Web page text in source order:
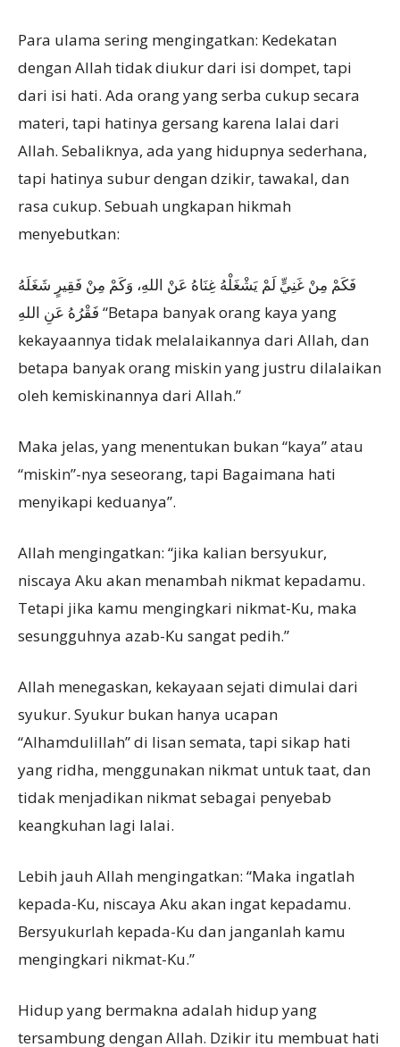
Para ulama sering mengingatkan: Kedekatan
dengan Allah tidak diukur dari isi dompet, tapi
dari isi hati. Ada orang yang serba cukup secara
materi, tapi hatinya gersang karena lalai dari
Allah. Sebaliknya, ada yang hidupnya sederhana,
tapi hatinya subur dengan dzikir, tawakal, dan
rasa cukup. Sebuah ungkapan hikmah
menyebutkan:
فَكَمْ مِنْ غَنِيٍّ لَمْ يَشْغَلْهُ غِنَاهُ عَنْ اللهِ، وَكَمْ مِنْ فَقِيرٍ شَغَلَهُ
فَقْرُهُ عَنِ اللهِ “Betapa banyak orang kaya yang
kekayaannya tidak melalaikannya dari Allah, dan
betapa banyak orang miskin yang justru dilalaikan
oleh kemiskinannya dari Allah.”
Maka jelas, yang menentukan bukan “kaya” atau
“miskin”-nya seseorang, tapi Bagaimana hati
menyikapi keduanya”.
Allah mengingatkan: “jika kalian bersyukur,
niscaya Aku akan menambah nikmat kepadamu.
Tetapi jika kamu mengingkari nikmat-Ku, maka
sesungguhnya azab-Ku sangat pedih.”
Allah menegaskan, kekayaan sejati dimulai dari
syukur. Syukur bukan hanya ucapan
“Alhamdulillah” di lisan semata, tapi sikap hati
yang ridha, menggunakan nikmat untuk taat, dan
tidak menjadikan nikmat sebagai penyebab
keangkuhan lagi lalai.
Lebih jauh Allah mengingatkan: “Maka ingatlah
kepada-Ku, niscaya Aku akan ingat kepadamu.
Bersyukurlah kepada-Ku dan janganlah kamu
mengingkari nikmat-Ku.”
Hidup yang bermakna adalah hidup yang
tersambung dengan Allah. Dzikir itu membuat hati